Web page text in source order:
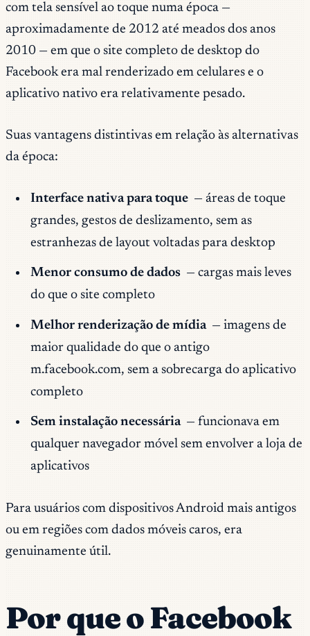
com tela sensível ao toque numa época —
aproximadamente de 2012 até meados dos anos
2010 — em que o site completo de desktop do
Facebook era mal renderizado em celulares e o
aplicativo nativo era relativamente pesado.
Suas vantagens distintivas em relação às alternativas
da época:
Interface nativa para toque — áreas de toque
grandes, gestos de deslizamento, sem as
estranhezas de layout voltadas para desktop
Menor consumo de dados — cargas mais leves
do que o site completo
Melhor renderização de mídia — imagens de
maior qualidade do que o antigo
m.facebook.com, sem a sobrecarga do aplicativo
completo
Sem instalação necessária — funcionava em
qualquer navegador móvel sem envolver a loja de
aplicativos
Para usuários com dispositivos Android mais antigos
ou em regiões com dados móveis caros, era
genuinamente útil.
Por que o Facebook